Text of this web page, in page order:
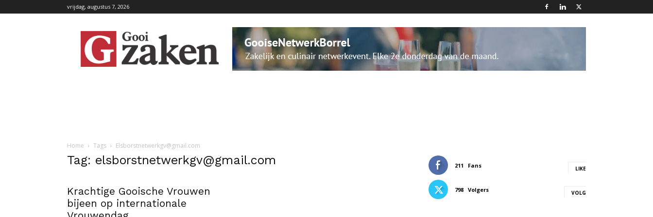
vrijdag, augustus 7, 2026
Home Tags Elsborstnetwerkgv@gmail.com
Tag: elsborstnetwerkgv@gmail.com
Krachtige Gooische Vrouwen
bijeen op internationale
211 Fans LIKE
798 Volgers VOLG